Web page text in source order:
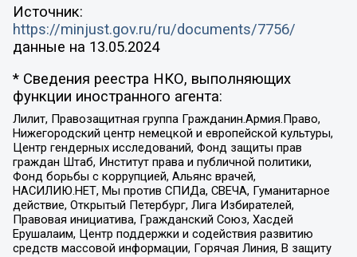
Источник:
https://minjust.gov.ru/ru/documents/7756/
данные на 13.05.2024
* Сведения реестра НКО, выполняющих
функции иностранного агента:
Лилит, Правозащитная группа Гражданин.Армия.Право,
Нижегородский центр немецкой и европейской культуры,
Центр гендерных исследований, Фонд защиты прав
граждан Штаб, Институт права и публичной политики,
Фонд борьбы с коррупцией, Альянс врачей,
НАСИЛИЮ.НЕТ, Мы против СПИДа, СВЕЧА, Гуманитарное
действие, Открытый Петербург, Лига Избирателей,
Правовая инициатива, Гражданский Союз, Хасдей
Ерушалаим, Центр поддержки и содействия развитию
средств массовой информации, Горячая Линия, В защиту